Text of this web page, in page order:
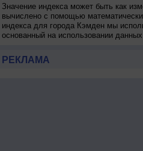
Значение индекса может быть как
вычислено с помощью
индекса для города Кэмден мы
основанный на использовании
РЕКЛАМА